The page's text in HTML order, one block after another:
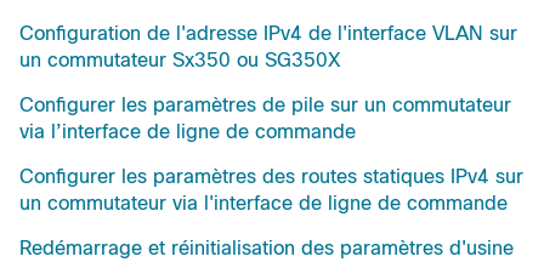
Configuration de l'adresse IPv4 de l'interface VLAN sur
un commutateur Sx350 ou SG350X
Configurer les paramètres de pile sur un commutateur
via l’interface de ligne de commande
Configurer les paramètres des routes statiques IPv4 sur
un commutateur via l'interface de ligne de commande
Redémarrage et réinitialisation des paramètres d'usine